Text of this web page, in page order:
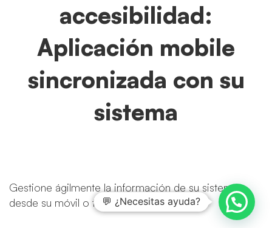
accesibilidad:
Aplicación mobile
sincronizada con su
sistema
Gestione ágilmente la información de su sistema
desde su móvil o tablet.💬 ¿Necesitas ayuda?